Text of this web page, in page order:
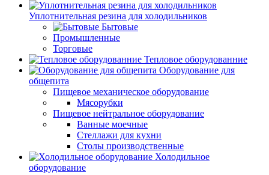
Уплотнительная резина для холодильников
Бытовые
Промышленные
Торговые
Тепловое оборудованние
Оборудование для
общепита
Пищевое механическое оборудование
Мясорубки
Пищевое нейтральное оборудование
Ванные моечные
Стеллажи для кухни
Столы производственные
Холодильное
оборудование